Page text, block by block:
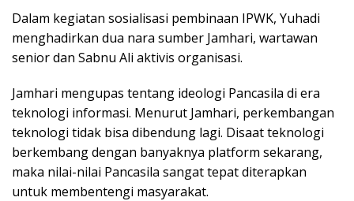
Dalam kegiatan sosialisasi pembinaan IPWK, Yuhadi
menghadirkan dua nara sumber Jamhari, wartawan
senior dan Sabnu Ali aktivis organisasi.
Jamhari mengupas tentang ideologi Pancasila di era
teknologi informasi. Menurut Jamhari, perkembangan
teknologi tidak bisa dibendung lagi. Disaat teknologi
berkembang dengan banyaknya platform sekarang,
maka nilai-nilai Pancasila sangat tepat diterapkan
untuk membentengi masyarakat.